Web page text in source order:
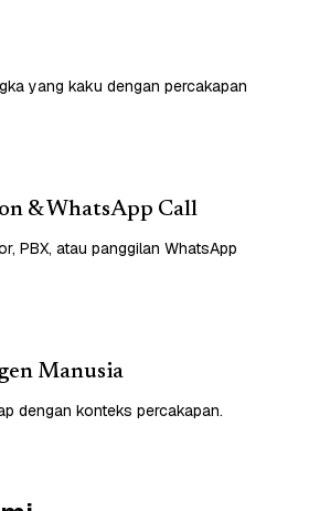
yang kaku dengan percakapan
& WhatsApp Call
PBX, atau panggilan WhatsApp
Manusia
dengan konteks percakapan.